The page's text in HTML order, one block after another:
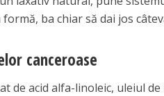
ba chiar să dai jos
canceroase
de acid alfa-linoleic, uleiul